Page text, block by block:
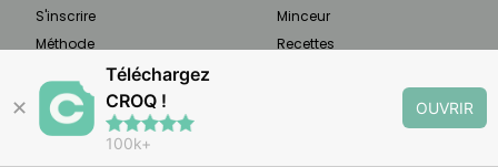
S'inscrire
Méthode
Qui sommes-nous
Presse & médias
Programme ambassadrice
Charte de confidentialité
Minceur
Recettes
✕
Téléchargez
CROQ !
100k+
OUVRIR